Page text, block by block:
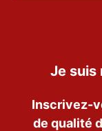
Je suis
Inscrivez-
de qualité